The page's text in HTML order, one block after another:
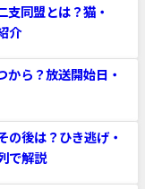
支同盟とは？猫・
介
から？放送開始日・
の後は？ひき逃げ・
で解説